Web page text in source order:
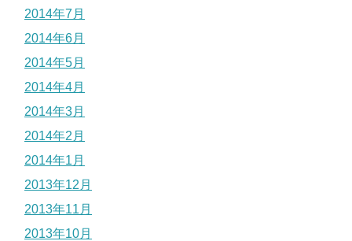
2014年7月
2014年6月
2014年5月
2014年4月
2014年3月
2014年2月
2014年1月
2013年12月
2013年11月
2013年10月